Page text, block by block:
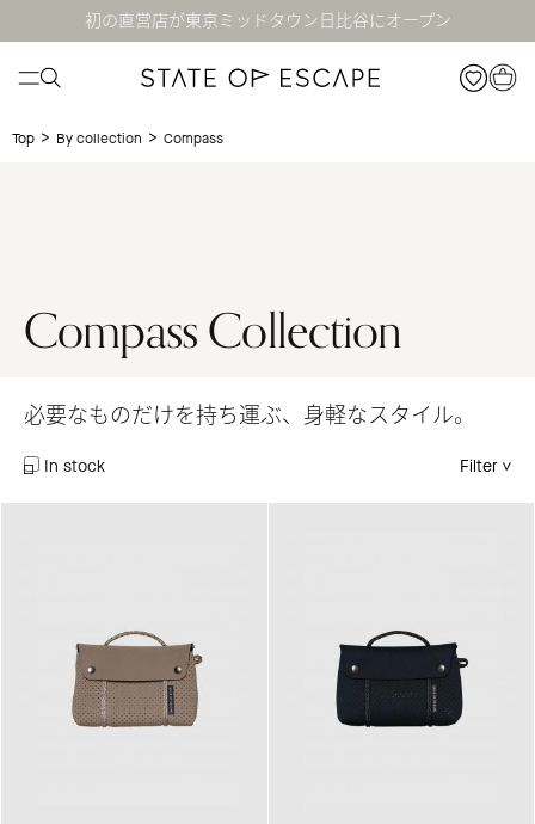
初の直営店が東京ミッドタウン日比谷にオープン
Top > By collection > Compass
Compass Collection
必要なものだけを持ち運ぶ、身軽なスタイル。
In stock Filter